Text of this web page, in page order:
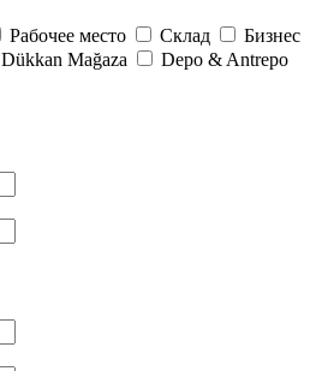
Рабочее место Склад
Бизнес
Dükkan Mağaza
Depo & Antrepo